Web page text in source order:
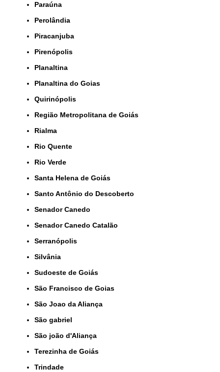
Paraúna
Perolândia
Piracanjuba
Pirenópolis
Planaltina
Planaltina do Goias
Quirinópolis
Região Metropolitana de Goiás
Rialma
Rio Quente
Rio Verde
Santa Helena de Goiás
Santo Antônio do Descoberto
Senador Canedo
Senador Canedo Catalão
Serranópolis
Silvânia
Sudoeste de Goiás
São Francisco de Goias
São Joao da Aliança
São gabriel
São joão d'Aliança
Terezinha de Goiás
Trindade